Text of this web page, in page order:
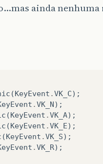
ainda
(KeyEvent .VK_C);
.VK_N);
(KeyEvent .VK_A);
(KeyEvent .VK_E);
(KeyEvent .VK_S);
.VK_R);